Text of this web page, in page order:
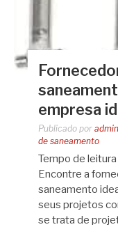
empresa
Publicado por admin
de saneamento
Tempo de leitura
Encontre a
saneamento
seus projetos
se trata de